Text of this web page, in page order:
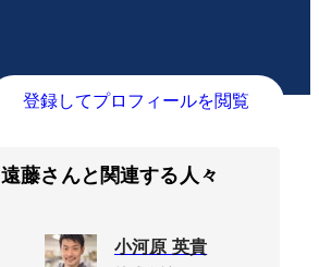
登録してプロフィールを閲覧
遠藤さんと関連する人々
小河原 英貴